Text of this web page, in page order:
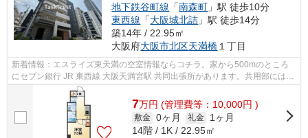
地下鉄谷町線 「南森町 」駅 徒歩10分
東西線 「大阪城北詰 」駅 徒歩14分
築14年 / 22.95㎡
大阪府大阪市北区天満橋 １丁目
新着情報：エスライズ東天満の空室情報ならコチラ。家から500mのところ
にセブン銀行 JR 東西線 大阪天満宮駅 共同出張所があります。共用部にはエ
レベータ・敷地内ごみ置き場などが揃...
7万円 (管理費等：10,000円 )
敷金 0ヶ月 礼金
1ヶ月
14階 / 1K / 22.95㎡